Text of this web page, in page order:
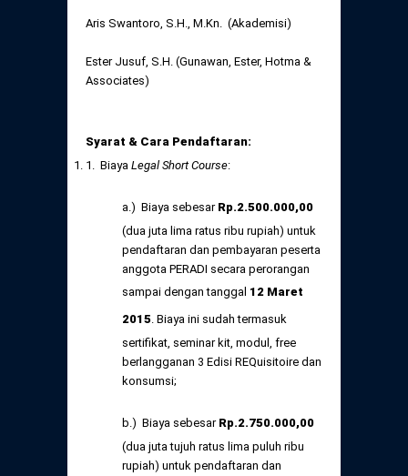
Aris Swantoro, S.H., M.Kn. (Akademisi)
Ester Jusuf, S.H. (Gunawan, Ester, Hotma &
Associates)
Syarat & Cara Pendaftaran:
1. Biaya Legal Short Course:
a.) Biaya sebesar Rp.2.500.000,00
(dua juta lima ratus ribu rupiah) untuk
pendaftaran dan pembayaran peserta
anggota PERADI secara perorangan
sampai dengan tanggal 12 Maret
2015 . Biaya ini sudah termasuk
sertifikat, seminar kit, modul, free
berlangganan 3 Edisi REQuisitoire dan
konsumsi;
b.) Biaya sebesar Rp.2.750.000,00
(dua juta tujuh ratus lima puluh ribu
rupiah) untuk pendaftaran dan